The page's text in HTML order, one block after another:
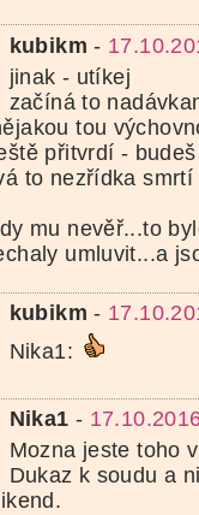
kubikm -
jinak - utíkej
začíná to
tou
přitvrdí -
to nezřídka smrtí
mu nevěř...to
umluvit...a
kubikm -
Nika1:
Nika1 -
Mozna jeste toho
Dukaz k soudu a